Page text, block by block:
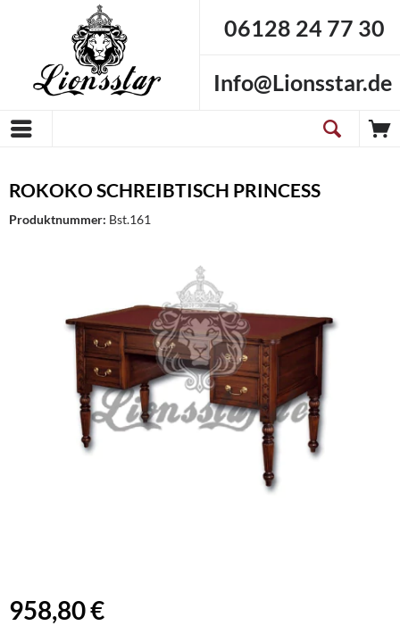
06128 24 77 30
Info@Lionsstar.de
ROKOKO SCHREIBTISCH PRINCESS
Produktnummer: Bst.161
958,80 €